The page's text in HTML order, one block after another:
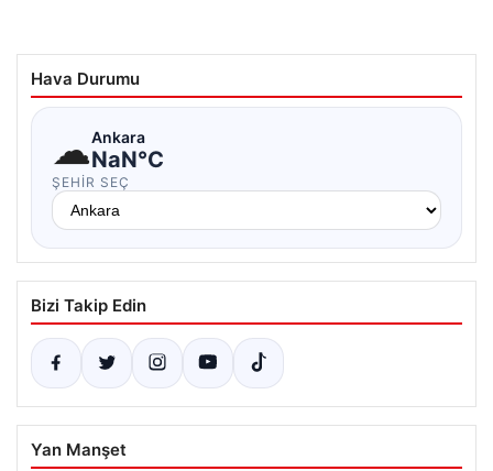
Hava Durumu
☁Ankara
NaN°C
ŞEHIR SEÇ
Bizi Takip Edin
Yan Manşet